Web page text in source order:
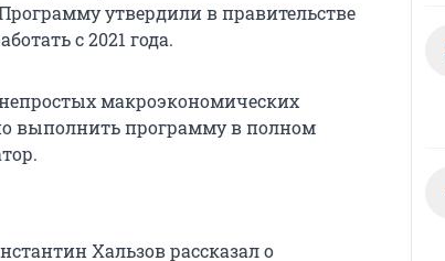
утвердили в правительстве
с 2021 года.
макроэкономических
выполнить программу в полном
Хальзов рассказал о